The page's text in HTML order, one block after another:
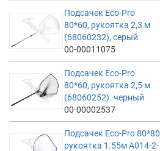
Подсачек Eco-Pro
80*60, рукоятка 2,3 м
(68060232), серый
00-00011075
Подсачек Eco-Pro
80*60, рукоятка 2,5 м
(68060252). черный
00-00002537
Подсачек Eco-Pro 80*80
рукоятка 1.55м A014-2-